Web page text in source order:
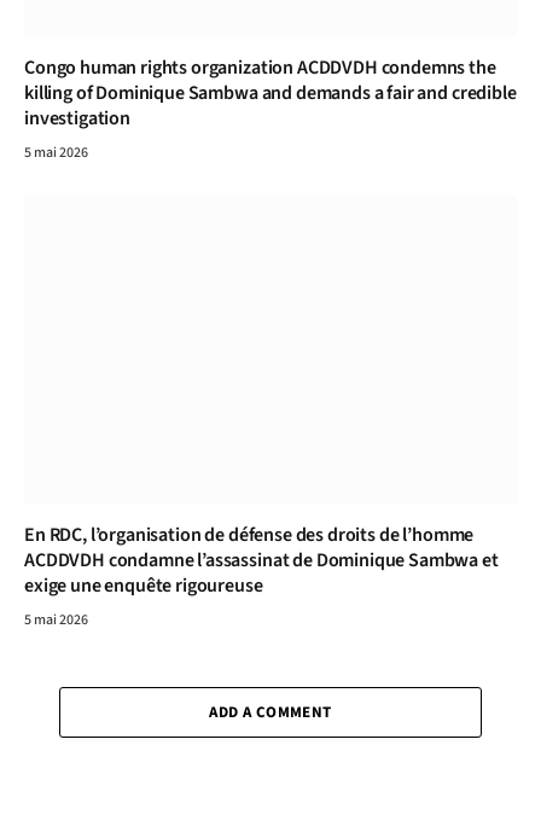
Congo human rights organization ACDDVDH condemns the
killing of Dominique Sambwa and demands a fair and credible
investigation
5 mai 2026
En RDC, l’organisation de défense des droits de l’homme
ACDDVDH condamne l’assassinat de Dominique Sambwa et
exige une enquête rigoureuse
5 mai 2026
ADD A COMMENT